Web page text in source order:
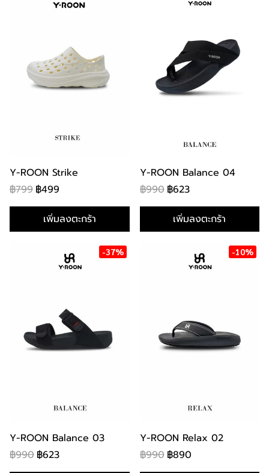
Y-ROON Strike
฿799 ฿499
เพิ่มลงตะกร้า
Y-ROON Balance 04
฿990 ฿623
เพิ่มลงตะกร้า
-37%
Y-ROON Balance 03
฿990 ฿623
-10%
Y-ROON Relax 02
฿990 ฿890